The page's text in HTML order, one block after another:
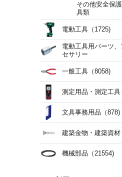
その他安全保
具類
電動工具 （1725)
電動工具用パーツ、
セサリー
一般工具 （8058)
測定用品・測定工具
文具事務用品 （878)
建築金物・建築資材
機械部品 （21554)